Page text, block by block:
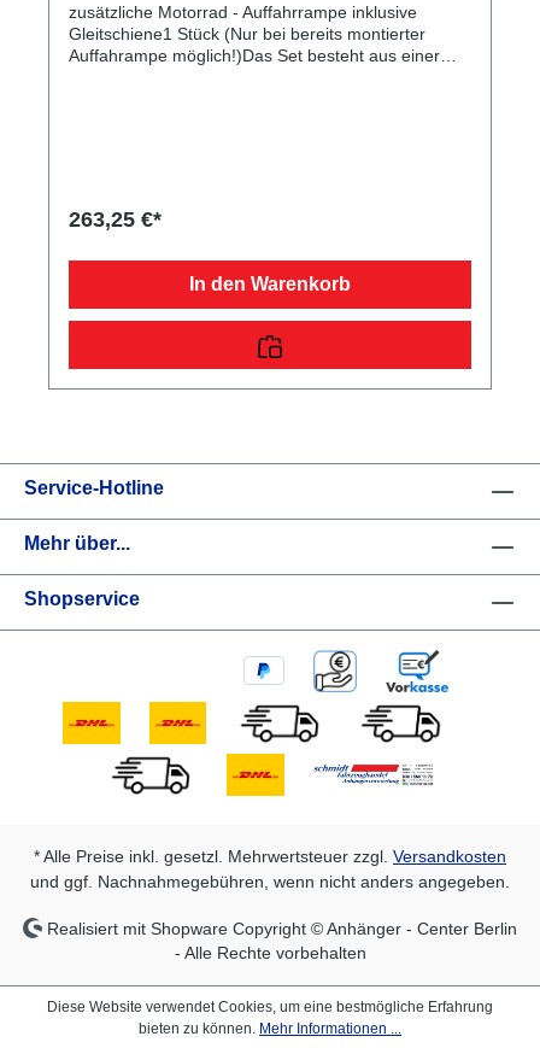
zusätzliche Motorrad - Auffahrrampe inklusive
Gleitschiene1 Stück (Nur bei bereits montierter
Auffahrampe möglich!)Das Set besteht aus einer
263,25 €*
In den Warenkorb
Service-Hotline
Mehr über...
Shopservice
* Alle Preise inkl. gesetzl. Mehrwertsteuer zzgl. Versandkosten
und ggf. Nachnahmegebühren, wenn nicht anders angegeben.
Realisiert mit Shopware Copyright © Anhänger - Center Berlin
- Alle Rechte vorbehalten
Diese Website verwendet Cookies, um eine bestmögliche Erfahrung
bieten zu können. Mehr Informationen ...